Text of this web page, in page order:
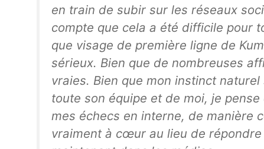
en train de subir sur les réseaux
compte que cela a été difficile pour
que visage de première ligne de
sérieux. Bien que de nombreuses
vraies. Bien que mon instinct
toute son équipe et de moi, je
mes échecs en interne, de manière
vraiment à cœur au lieu de